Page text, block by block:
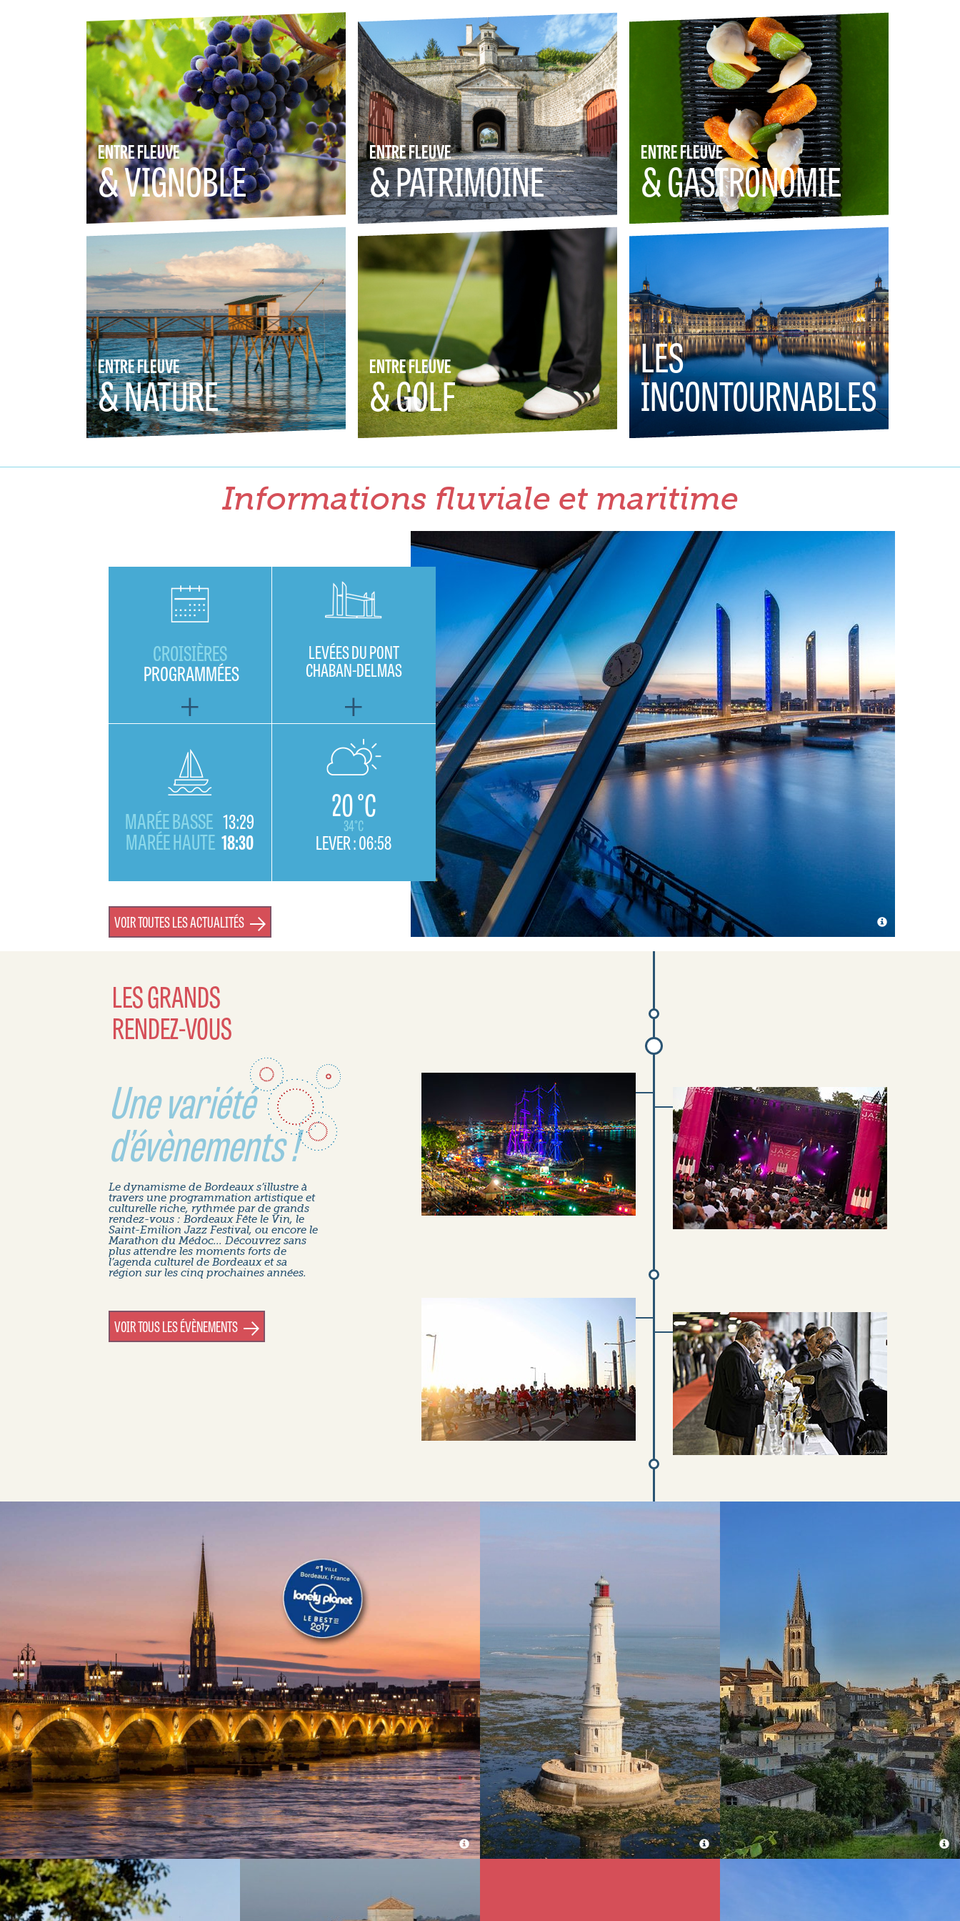
ENTRE FLEUVE
& VIGNOBLE
ENTRE FLEUVE
& PATRIMOINE
ENTRE FLEUVE
& GASTRONOMIE
ENTRE FLEUVE
& NATURE
ENTRE FLEUVE
& GOLF
LES
INCONTOURNABLES
Informations fluviale et maritime
CROISIÈRES
PROGRAMMÉES
LEVÉES DU PONT
CHABAN-DELMAS
MARÉE BASSE 13:29
MARÉE HAUTE 18:30
20 °C
34°C
LEVER :06:58
VOIR TOUTES LES ACTUALITÉS
LES GRANDS
RENDEZ-VOUS
Une variété
d’évènements !
Le dynamisme de Bordeaux s’illustre à
travers une programmation artistique et
culturelle riche, rythmée par de grands
rendez-vous : Bordeaux Fête le Vin, le
Saint-Emilion Jazz Festival, ou encore le
Marathon du Médoc... Découvrez sans
plus attendre les moments forts de
l’agenda culturel de Bordeaux et sa
région sur les cinq prochaines années.
VOIR TOUS LES ÉVÈNEMENTS